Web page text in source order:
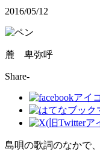
2016/05/12
麓 卑弥呼
Share-
島唄の歌詞のなかで